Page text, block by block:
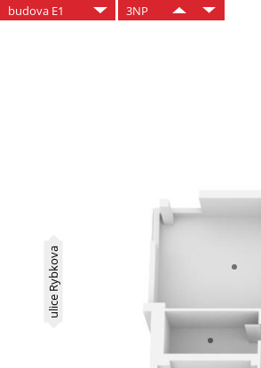
budova E1 3NP
ulice Rybkova